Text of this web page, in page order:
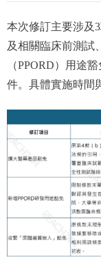
本次修訂主要涉及
及相關臨床前測試
（PPORD）用途
件。具體實施時間